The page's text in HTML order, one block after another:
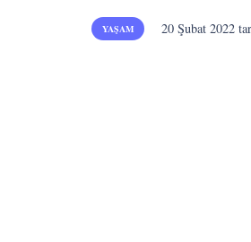
YAŞAM 20 Şubat 2022